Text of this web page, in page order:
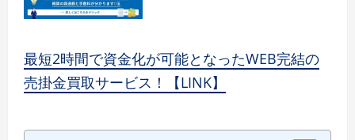
最短2時間で資金化が可能となったWEB完結の
売掛金買取サービス！【LINK】